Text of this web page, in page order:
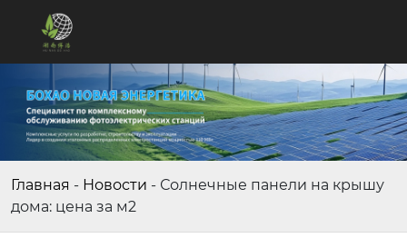
Главная - Новости - Солнечные панели на крышу
дома: цена за м2